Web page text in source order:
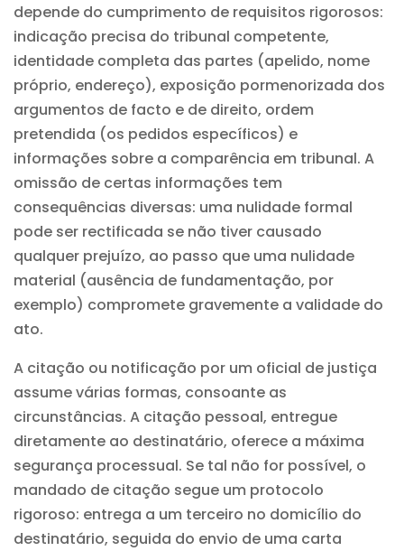
depende do cumprimento de requisitos rigorosos:
indicação precisa do tribunal competente,
identidade completa das partes (apelido, nome
próprio, endereço), exposição pormenorizada dos
argumentos de facto e de direito, ordem
pretendida (os pedidos específicos) e
informações sobre a comparência em tribunal. A
omissão de certas informações tem
consequências diversas: uma nulidade formal
pode ser rectificada se não tiver causado
qualquer prejuízo, ao passo que uma nulidade
material (ausência de fundamentação, por
exemplo) compromete gravemente a validade do
ato.
A citação ou notificação por um oficial de justiça
assume várias formas, consoante as
circunstâncias. A citação pessoal, entregue
diretamente ao destinatário, oferece a máxima
segurança processual. Se tal não for possível, o
mandado de citação segue um protocolo
rigoroso: entrega a um terceiro no domicílio do
destinatário, seguida do envio de uma carta